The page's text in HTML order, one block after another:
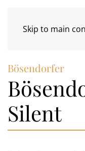
Skip to main
Bösendorfer
Silent